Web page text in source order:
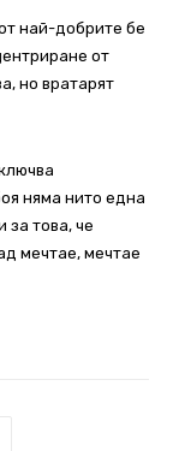
най-добрите бе
от
но вратарят
няма нито една
за това, че
мечтае, мечтае